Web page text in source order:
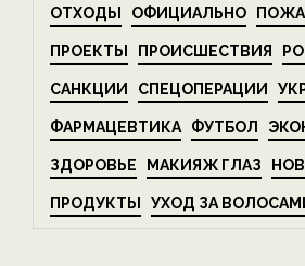
ОТХОДЫ ОФИЦИАЛЬНО
ПРОЕКТЫ ПРОИСШЕСТВИЯ
САНКЦИИ СПЕЦОПЕРАЦИИ
ФАРМАЦЕВТИКА ФУТБОЛ
ЗДОРОВЬЕ МАКИЯЖ ГЛАЗ
ПРОДУКТЫ УХОД ЗА